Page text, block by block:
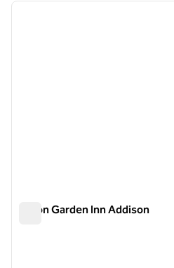
1 din 12
Hilton Garden Inn Addison